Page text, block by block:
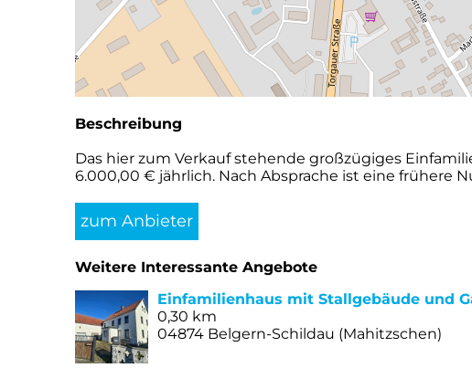
Beschreibung
Das hier zum Verkauf stehende großzügiges
6.000,00 € jährlich. Nach Absprache ist eine frühere
zum Anbieter
Weitere Interessante Angebote
Einfamilienhaus mit Stallgebäude und
0,30 km
04874 Belgern-Schildau (Mahitzschen)